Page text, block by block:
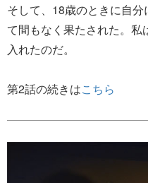
そして、18歳のときに自
て間もなく果たされた。私
入れたのだ。
第2話の続きはこちら